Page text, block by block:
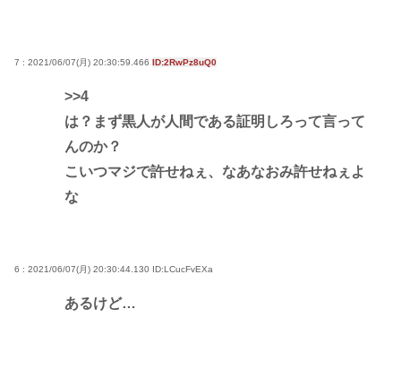
7 : 2021/06/07(月) 20:30:59.466 ID:2RwPz8uQ0
>>4
は？まず黒人が人間である証明しろって言って
んのか？
こいつマジで許せねぇ、なあなおみ許せねぇよ
な
6 : 2021/06/07(月) 20:30:44.130 ID:LCucFvEXa
あるけど…